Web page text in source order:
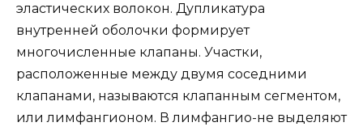
эластических волокон. Дупликатура
внутренней оболочки формирует
многочисленные клапаны. Участки,
расположенные между двумя соседними
клапанами, называются клапанным сегментом,
или лимфангионом. В лимфангио-не выделяют